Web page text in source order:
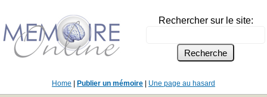
Rechercher sur le site:
Home Publier un mémoire Une page au hasard